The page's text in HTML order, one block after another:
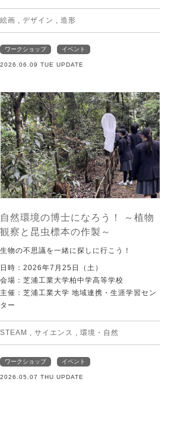
絵画 , デザイン , 造形
ワークショップ イベント
2026.06.09 TUE UPDATE
自然環境の博士になろう！ ～植物
観察と昆虫標本の作製～
生物の不思議を一緒に探しに行こう！
日時：2026年7月25日（土）
会場：芝浦工業大学柏中学高等学校
主催：芝浦工業大学 地域連携・生涯学習セン
ター
STEAM , サイエンス , 環境・自然
ワークショップ イベント
2026.05.07 THU UPDATE